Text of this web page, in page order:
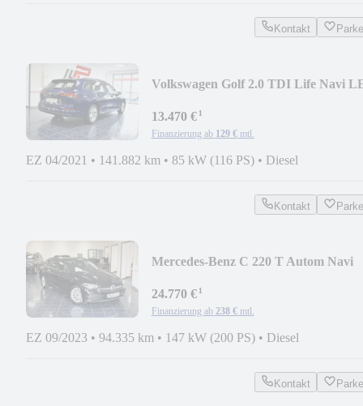
Kontakt
Volkswagen Golf 2.0 TDI Life Navi
13.470 €¹
Finanzierung ab 129 € mtl.
EZ 04/2021 • 141.882 km • 85 kW (116 PS) • Diesel
Kontakt
Mercedes-Benz C 220 T Autom Navi
24.770 €¹
Finanzierung ab 238 € mtl.
EZ 09/2023 • 94.335 km • 147 kW (200 PS) • Diesel
Kontakt